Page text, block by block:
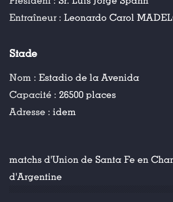
Entraîneur : Leonardo Carol
Stade
Nom : Estadio de la Avenida
Capacité : 26500 places
Adresse : idem
matchs d'Union de Santa Fe en
d'Argentine